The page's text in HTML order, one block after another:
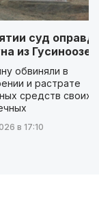
суд
из
обвиняли в
и растрате
средств своих
в 17:10